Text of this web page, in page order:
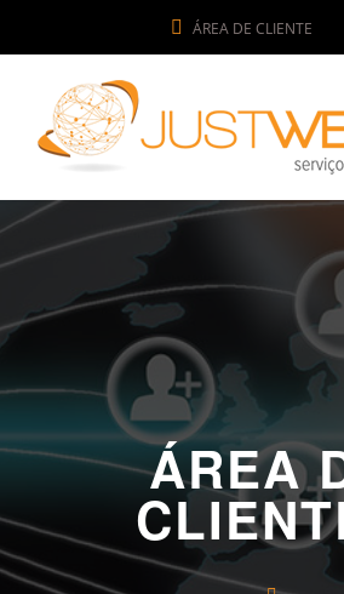
ÁREA DE CLIENTE
ÁREA